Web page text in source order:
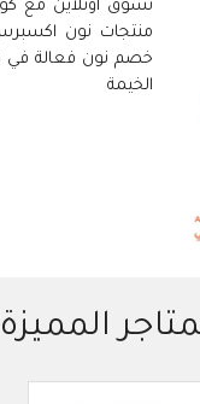
خصم نون فعالة في
الخيمة